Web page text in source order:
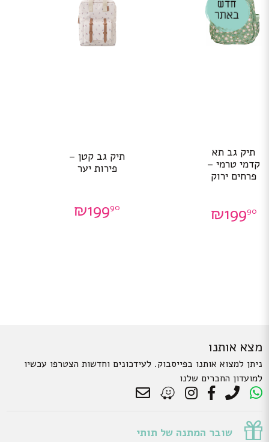
תיק גב תא
קדמי טרמי –
פרחים ירוק
₪19990
תיק גב קטן –
פירות יער
₪19990
מצא אותנו
ניתן למצוא אותנו בפייסבוק. לעידכונים וחדשות הצטרפו עכשיו
למועדון החברים שלנו
שובר המתנה של תותי